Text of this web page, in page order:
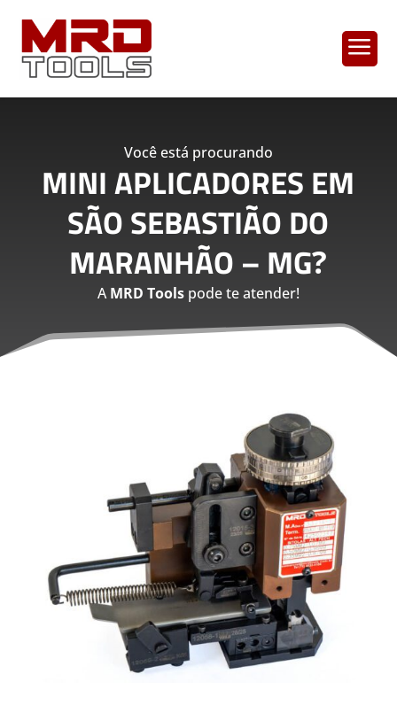
a
Você está procurando
MINI APLICADORES EM
SÃO SEBASTIÃO DO
MARANHÃO – MG?
AMRD Toolspode te atender!